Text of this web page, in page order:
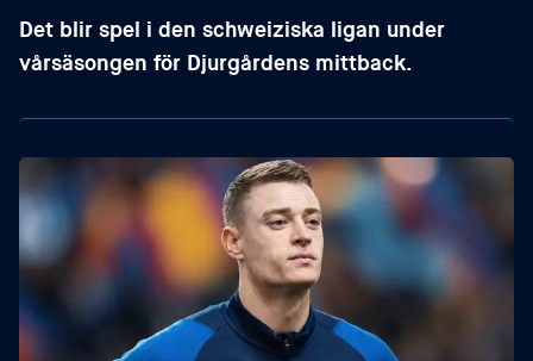
Det blir spel i den schweiziska ligan under
vårsäsongen för Djurgårdens mittback.